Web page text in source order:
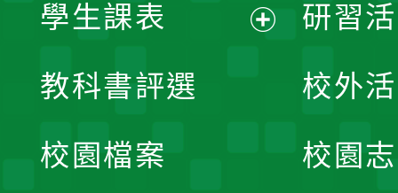
學生課表
教科書評選
校園檔案
研習
校外
校園